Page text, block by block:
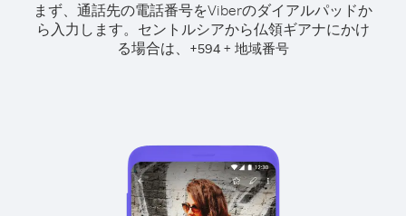
まず、通話先の電話番号をViberのダイアルパッドか
ら入力します。 セントルシアから仏領ギアナにかけ
る場合は、 +594 + 地域番号